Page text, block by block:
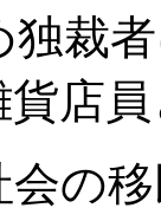
裁
店
の